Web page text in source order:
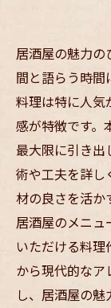
居酒屋の魅力
間と語らう時間
料理は特に人気
感が特徴です。
最大限に引き出
術や工夫を詳し
材の良さを活か
居酒屋のメニュ
いただける料
から現代的なア
し、居酒屋の